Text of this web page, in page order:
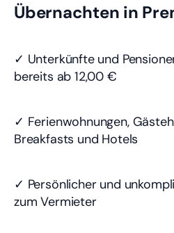
Übernachten in
✓ Unterkünfte und
bereits ab 12,00 €
✓ Ferienwohnungen,
Breakfasts und Hotels
✓ Persönlicher und
zum Vermieter